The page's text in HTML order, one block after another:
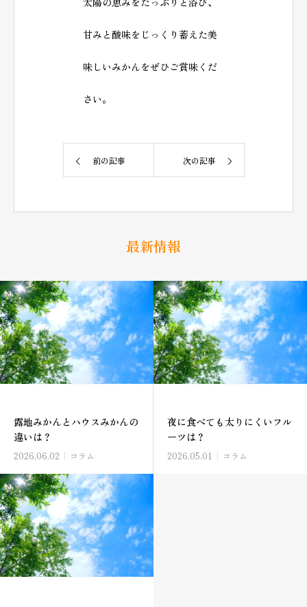
甘みと酸味をじっくり蓄えた美
味しいみかんをぜひご賞味くだ
さい。
前の記事 次の記事
最新情報
露地みかんとハウスみかんの
違いは？
2026.06.02 コラム
夜に食べても太りにくいフル
ーツは？
2026.05.01 コラム